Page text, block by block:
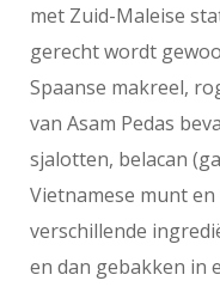
met Zuid-Maleise
gerecht wordt
Spaanse makreel,
van Asam Pedas
sjalotten, belacan
Vietnamese munt
verschillende
en dan gebakken in